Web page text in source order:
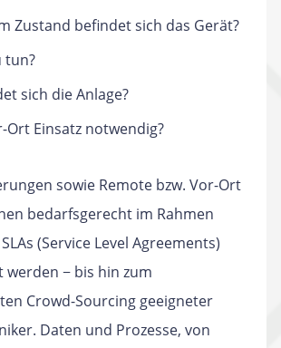
Zustand befindet sich das Gerät?
tun?
sich die Anlage?
Ort Einsatz notwendig?
sowie Remote bzw. Vor-Ort
bedarfsgerecht im Rahmen
(Service Level Agreements)
− bis hin zum
Crowd-Sourcing geeigneter
Daten und Prozesse, von